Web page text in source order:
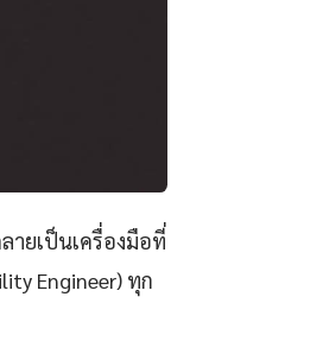
ายเป็นเครื่องมือที่
Engineer) ทุก